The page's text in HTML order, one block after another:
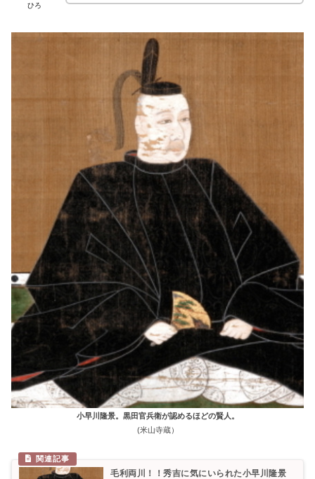
ひろ
小早川隆景。黒田官兵衛が認めるほどの賢人。
(米山寺蔵）
毛利両川！！秀吉に気にいられた小早川隆景